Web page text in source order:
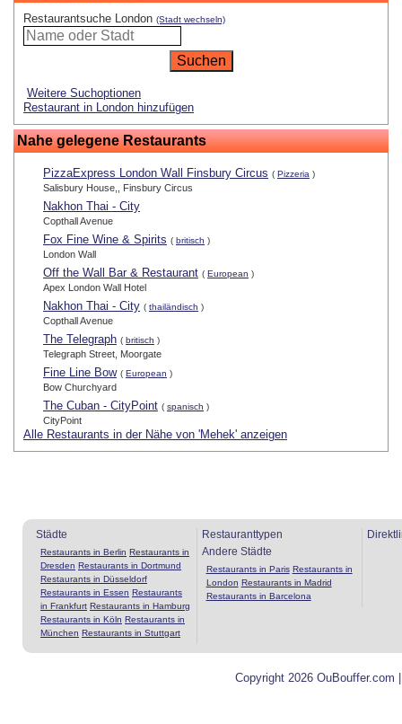
Restaurantsuche London (Stadt wechseln)
Weitere Suchoptionen
Restaurant in London hinzufügen
Nahe gelegene Restaurants
PizzaExpress London Wall Finsbury Circus ( Pizzeria )
Salisbury House,, Finsbury Circus
Nakhon Thai - City
Copthall Avenue
Fox Fine Wine & Spirits ( britisch )
London Wall
Off the Wall Bar & Restaurant ( European )
Apex London Wall Hotel
Nakhon Thai - City ( thailändisch )
Copthall Avenue
The Telegraph ( britisch )
Telegraph Street, Moorgate
Fine Line Bow ( European )
Bow Churchyard
The Cuban - CityPoint ( spanisch )
CityPoint
Alle Restaurants in der Nähe von 'Mehek' anzeigen
Städte
Restaurants in Berlin Restaurants in
Dresden Restaurants in Dortmund
Restaurants in Düsseldorf
Restaurants in Essen Restaurants
in Frankfurt Restaurants in Hamburg
Restaurants in Köln Restaurants in
München Restaurants in Stuttgart
Restauranttypen
Andere Städte
Restaurants in Paris Restaurants in
London Restaurants in Madrid
Restaurants in Barcelona
Copyright 2026 OuBouffer.com